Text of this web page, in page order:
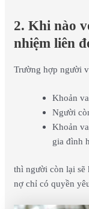
2. Khi nào
nhiệm liên
Trường hợp người
Khoản
Người
Khoản
gia đình
thì người còn lại sẽ
nợ chỉ có quyền